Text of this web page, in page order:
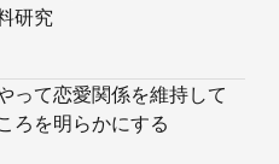
研究
って恋愛関係を維持して
ろを明らかにする